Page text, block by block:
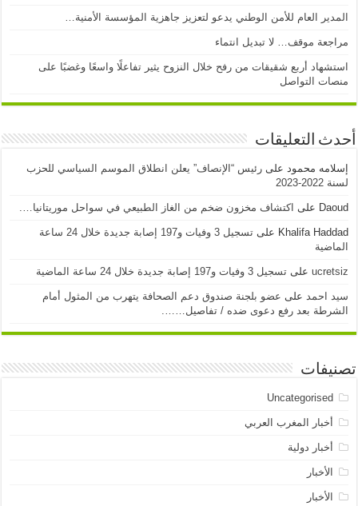
المدير العام للأمن الوطني يدعو لتعزيز جاهزية المؤسسة الأمنية…
مراجعة موقف… لا تبديل انتماء
استشهاد أربع شقيقات من رفح خلال النزوح يثير تفاعلًا واسعًا وغضبًا على
منصات التواصل
أحدث التعليقات
إسلامه محمود علىرئيس “الإنصاف” يعلن انطلاق الموسم السياسي للحزب
لسنة 2022-2023
Daoud على اكتشاف مخزون ضخم من الغاز الطبيعي في سواحل موريتانيا….
Khalifa Haddad على
تسجيل 3 وفيات و197 إصابة جديدة خلال 24 ساعة
الماضية
ucretsiz علىتسجيل 3 وفيات و197 إصابة جديدة خلال 24 ساعة الماضية
سيد احمد على عضو بلجنة صندوق دعم الصحافة يتهرب من المثول أمام
الشرطة بعد رفع دعوى ضده / تفاصيل…….
تصنيفات
Uncategorised
أخبار المغرب العربي
أخبار دولية
الأخبار
الأخبار